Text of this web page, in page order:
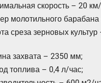
скорость – 20
молотильного
среза зерновых
захвата – 2350 мм;
топлива – 0,4 л/час;